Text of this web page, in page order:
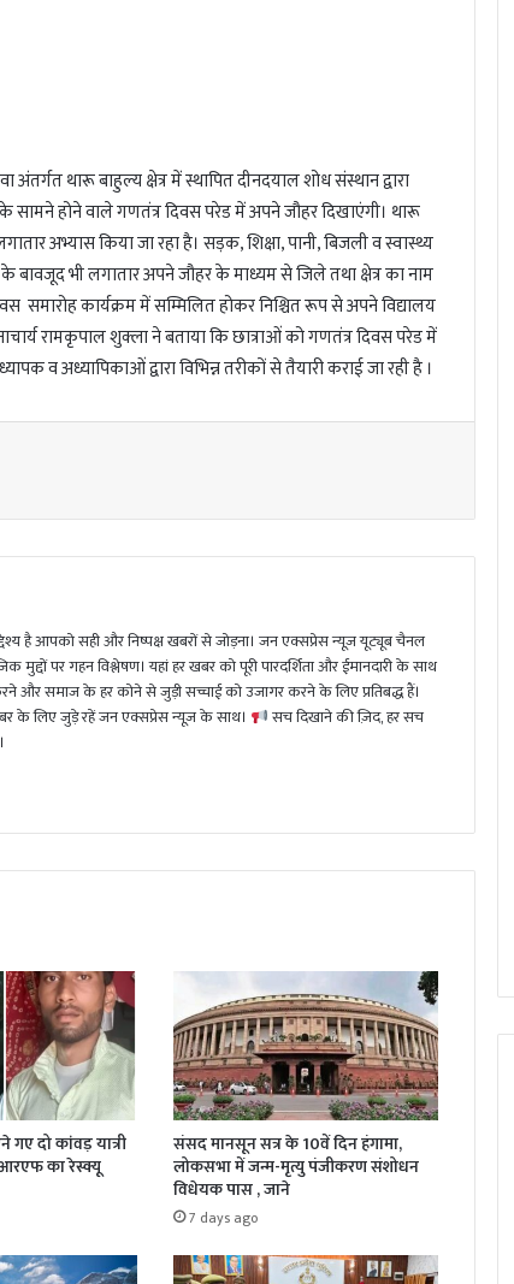
थारू बाहुल्य क्षेत्र में स्थापित दीनदयाल शोध संस्थान द्वारा
के सामने होने वाले गणतंत्र दिवस परेड में अपने जौहर दिखाएंगी। थारू
अभ्यास किया जा रहा है। सड़क, शिक्षा, पानी, बिजली व स्वास्थ्य
बावजूद भी लगातार अपने जौहर के माध्यम से जिले तथा क्षेत्र का नाम
समारोह कार्यक्रम में सम्मिलित होकर निश्चित रूप से अपने विद्यालय
रामकृपाल शुक्ला ने बताया कि छात्राओं को गणतंत्र दिवस परेड में
व अध्यापिकाओं द्वारा विभिन्न तरीकों से तैयारी कराई जा रही है ।
है आपको सही और निष्पक्ष खबरों से जोड़ना। जन एक्सप्रेस न्यूज़ यूट्यूब चैनल
मुद्दों पर गहन विश्लेषण। यहां हर खबर को पूरी पारदर्शिता और ईमानदारी के साथ
समाज के हर कोने से जुड़ी सच्चाई को उजागर करने के लिए प्रतिबद्ध हैं।
के लिए जुड़े रहें जन एक्सप्रेस न्यूज़ के साथ।
सच दिखाने की ज़िद, हर सच
गए दो कांवड़ यात्री
का रेस्क्यू
संसद मानसून सत्र के 10वें दिन हंगामा,
लोकसभा में जन्म-मृत्यु पंजीकरण संशोधन
विधेयक पास , जाने
7 days ago